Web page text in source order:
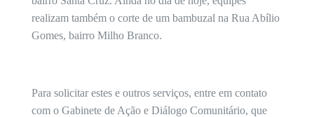
realizam também o corte de um bambuzal na Rua Abílio
Gomes, bairro Milho Branco.
Para solicitar estes e outros serviços, entre em contato
com o Gabinete de Ação e Diálogo Comunitário, que